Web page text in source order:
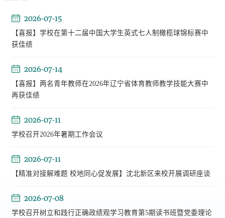
2026-07-15
【喜报】学校在第十二届中国大学生英式七人制橄榄球锦标赛中
获佳绩
2026-07-14
【喜报】两名青年教师在2026年辽宁省体育教师教学技能大赛中
再获佳绩
2026-07-11
学校召开2026年暑期工作会议
2026-07-11
【精准对接解难题 校地同心促发展】沈北新区来校开展调研座谈
2026-07-08
学校召开树立和践行正确政绩观学习教育第5期读书班暨党委理论